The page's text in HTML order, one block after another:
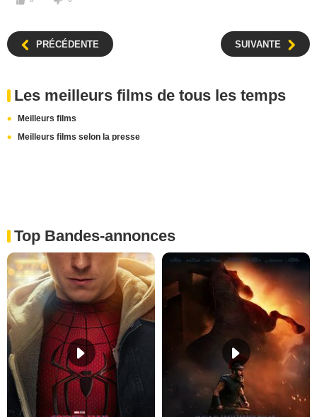
PRÉCÉDENTE SUIVANTE
Les meilleurs films de tous les temps
Meilleurs films
Meilleurs films selon la presse
Top Bandes-annonces